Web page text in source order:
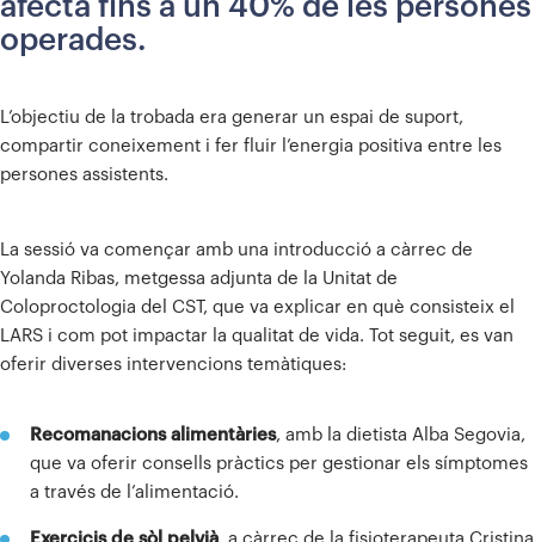
afecta fins a un 40% de les persones
operades.
L’objectiu de la trobada era generar un espai de suport,
compartir coneixement i fer fluir l’energia positiva entre les
persones assistents.
La sessió va començar amb una introducció a càrrec de
Yolanda Ribas, metgessa adjunta de la Unitat de
Coloproctologia del CST, que va explicar en què consisteix el
LARS i com pot impactar la qualitat de vida. Tot seguit, es van
oferir diverses intervencions temàtiques:
Recomanacions alimentàries, amb la dietista Alba Segovia,
que va oferir consells pràctics per gestionar els símptomes
a través de l’alimentació.